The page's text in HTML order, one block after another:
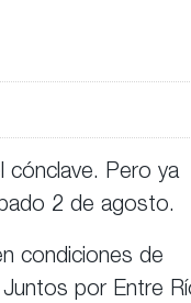
cónclave. Pero ya
2 de agosto.
condiciones de
por Entre